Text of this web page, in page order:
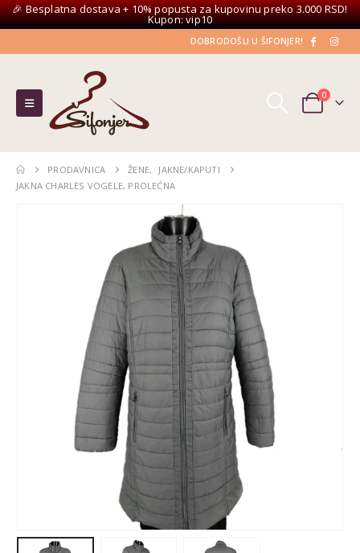
🎉 Besplatna dostava + 10% popusta za kupovinu preko 3.000 RSD!
Kupon: vip10
DOBRODOŠLI U ŠIFONJER!
0
PRODAVNICA ŽENE,
JAKNE/KAPUTI
JAKNA CHARLES VOGELE, PROLEĆNA